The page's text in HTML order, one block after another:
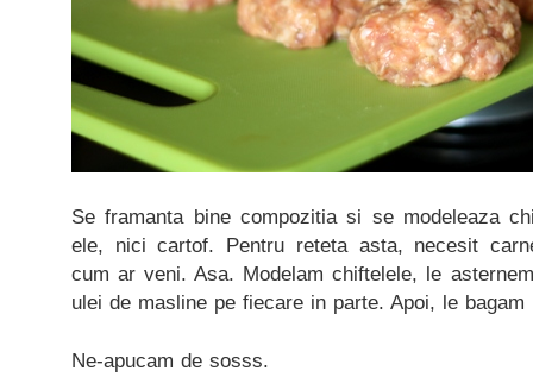
Se framanta bine compozitia si se modeleaza
ele, nici cartof. Pentru reteta asta, necesit
cum ar veni. Asa. Modelam chiftelele, le
ulei de masline pe fiecare in parte. Apoi, le
Ne-apucam de sosss.